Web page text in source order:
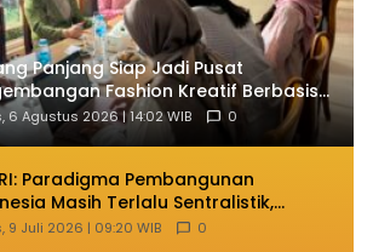
Panjang Siap Jadi Pusat
Fashion Kreatif Berbasis
Lokal
6 Agustus 2026 | 14:02 WIB 0
RI: Paradigma Pembangunan
Masih Terlalu Sentralistik,
Kepulauan Kehilangan Ruang
9 Juli 2026 | 09:20 WIB 0